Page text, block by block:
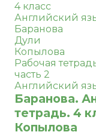
4 класс
Английский
Баранова
Дули
Копылова
Рабочая
часть 2
Английский
Баранова.
тетрадь. 4
Копылова